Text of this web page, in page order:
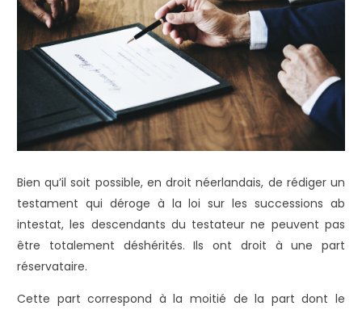
Bien qu’il soit possible, en droit néerlandais, de rédiger un
testament qui déroge à la loi sur les successions ab
intestat, les descendants du testateur ne peuvent pas
être totalement déshérités. Ils ont droit à une part
réservataire.
Cette part correspond à la moitié de la part dont le